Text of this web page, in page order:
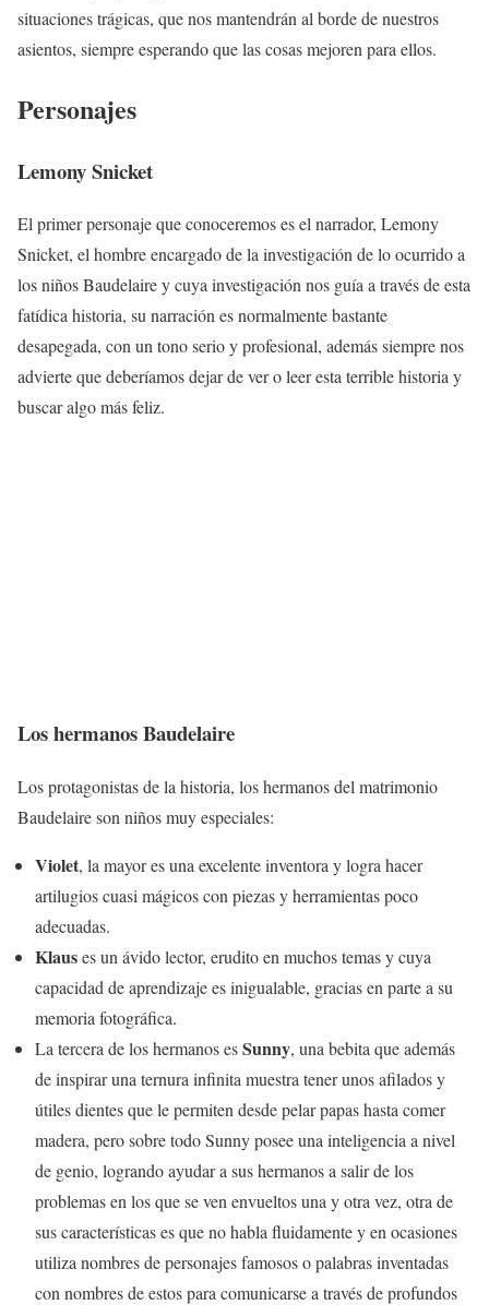
situaciones trágicas, que nos mantendrán al borde de nuestros
asientos, siempre esperando que las cosas mejoren para ellos.
Personajes
Lemony Snicket
El primer personaje que conoceremos es el narrador, Lemony
Snicket, el hombre encargado de la investigación de lo ocurrido a
los niños Baudelaire y cuya investigación nos guía a través de esta
fatídica historia, su narración es normalmente bastante
desapegada, con un tono serio y profesional, además siempre nos
advierte que deberíamos dejar de ver o leer esta terrible historia y
buscar algo más feliz.
Los hermanos Baudelaire
Los protagonistas de la historia, los hermanos del matrimonio
Baudelaire son niños muy especiales:
Violet, la mayor es una excelente inventora y logra hacer
artilugios cuasi mágicos con piezas y herramientas poco
adecuadas.
Klauses un ávido lector, erudito en muchos temas y cuya
capacidad de aprendizaje es inigualable, gracias en parte a su
memoria fotográfica.
La tercera de los hermanos esSunny, una bebita que además
de inspirar una ternura infinita muestra tener unos afilados y
útiles dientes que le permiten desde pelar papas hasta comer
madera, pero sobre todo Sunny posee una inteligencia a nivel
de genio, logrando ayudar a sus hermanos a salir de los
problemas en los que se ven envueltos una y otra vez, otra de
sus características es que no habla fluidamente y en ocasiones
utiliza nombres de personajes famosos o palabras inventadas
con nombres de estos para comunicarse a través de profundos